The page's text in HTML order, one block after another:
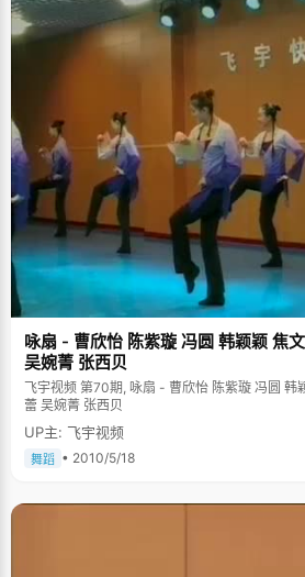
咏扇 - 曹欣怡 陈紫璇 冯圆 韩颖颖 焦
吴婉菁 张西贝
飞宇视频 第70期, 咏扇 - 曹欣怡 陈紫璇 冯圆 韩
蕾 吴婉菁 张西贝
UP主: 飞宇视频
舞蹈 • 2010/5/18